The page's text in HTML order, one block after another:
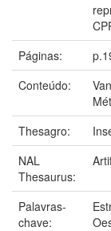
Páginas:
Conteúdo:
Thesagro:
NAL
Thesaurus:
Palavras-
chave: